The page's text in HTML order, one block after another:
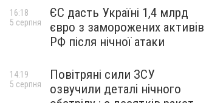
ЄС дасть Україні 1,4 млрд
євро з заморожених активів
РФ після нічної атаки
16:18
5 серпня
Повітряні сили ЗСУ
озвучили деталі нічного
14:19
5 серпня